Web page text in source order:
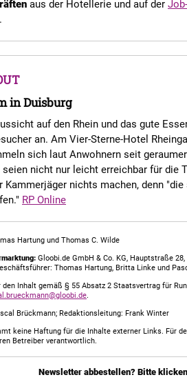
aus der Hotellerie und auf der
in Duisburg
auf den Rhein und das gute
an. Am Vier-Sterne-Hotel
sich laut Anwohnern seit
seien nicht nur leicht erreichbar für die
Kammerjäger nichts machen, denn
RP Online
Hartung und Thomas C. Wilde
Gloobi.de GmbH & Co. KG, Hauptstraße
Thomas Hartung, Britta Linke und
den Inhalt gemäß § 55 Absatz 2 Staatsvertrag für
.
Brückmann; Redaktionsleitung: Frank Winter
keine Haftung für die Inhalte externer Links. Für
Betreiber verantwortlich.
Newsletter abbestellen? Bitte